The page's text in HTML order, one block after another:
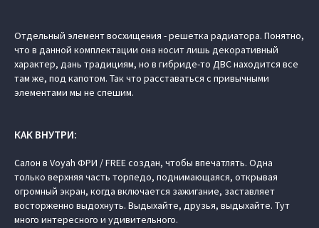
Отдельный элемент восхищения - решетка радиатора. Понятно,
что в данной комплектации она носит лишь декоративный
характер, дань традициям, но в гибриде-то ДВС находится все
там же, под капотом. Так что расставаться с привычными
элементами мы не спешим.
КАК ВНУТРИ:
Салон в Voyah ФРИ / FREE создан, чтобы впечатлять. Одна
только верхняя часть торпедо, поднимающаяся, открывая
огромный экран, когда включается зажигание, заставляет
восторженно выдохнуть. Выдыхайте, друзья, выдыхайте. Тут
много интересного и удивительного.